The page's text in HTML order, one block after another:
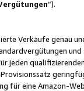
“).
Verkäufe genau
eine Amazon-